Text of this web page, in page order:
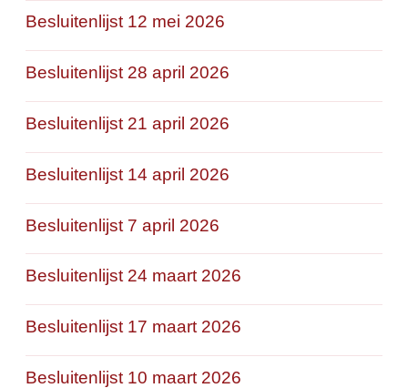
Besluitenlijst 12 mei 2026
Besluitenlijst 28 april 2026
Besluitenlijst 21 april 2026
Besluitenlijst 14 april 2026
Besluitenlijst 7 april 2026
Besluitenlijst 24 maart 2026
Besluitenlijst 17 maart 2026
Besluitenlijst 10 maart 2026